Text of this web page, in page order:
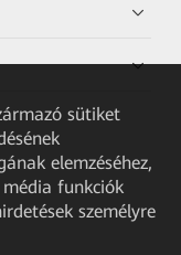
sütiket
elemzéséhez,
funkciók
személyre